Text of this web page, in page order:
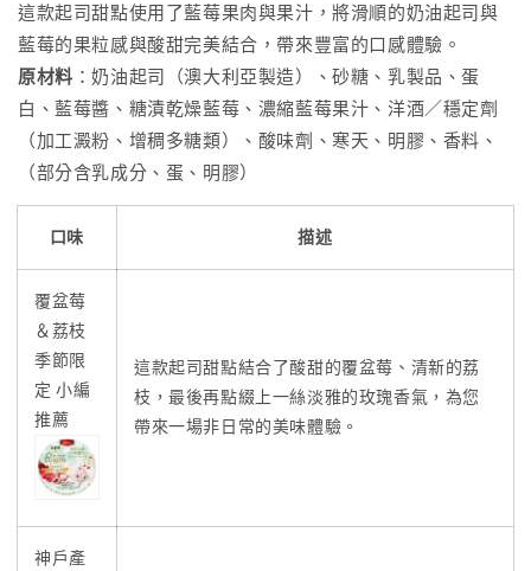
這款起司甜點使用了藍莓果肉與果汁，將滑順的奶油起司與
藍莓的果粒感與酸甜完美結合，帶來豐富的口感體驗。
原材料 ：奶油起司（澳大利亞製造）、砂糖、乳製品、蛋
白、藍莓醬、糖漬乾燥藍莓、濃縮藍莓果汁、洋酒／穩定劑
（加工澱粉、增稠多糖類）、酸味劑、寒天、明膠、香料、
（部分含乳成分、蛋、明膠）
口味 描述
覆盆莓
＆荔枝
季節限
定 小編
推薦
這款起司甜點結合了酸甜的覆盆莓、清新的荔
枝，最後再點綴上一絲淡雅的玫瑰香氣，為您
帶來一場非日常的美味體驗。
神戶產